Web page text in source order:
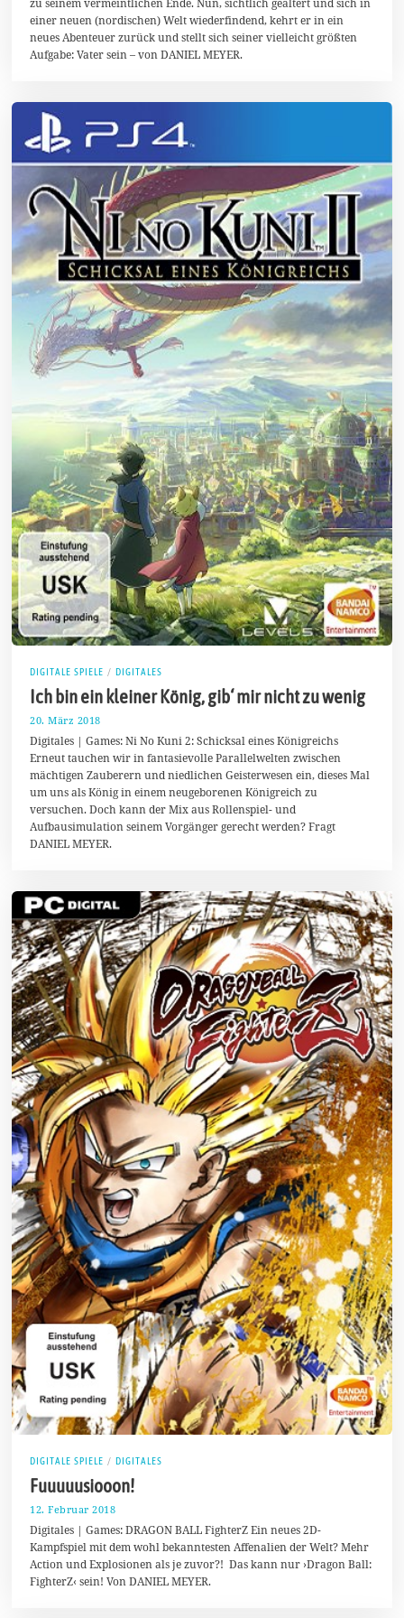
1
8
einer neuen (nordischen) Welt wiederfindend, kehrt er in ein
neues Abenteuer zurück und stellt sich seiner vielleicht größten
Aufgabe: Vater sein – von DANIEL MEYER.
DIGITALE SPIELE / DIGITALES
Ich bin ein kleiner König, gib‘ mir nicht zu wenig
20. März 2018
.
M
a
i
0
1
8
Digitales | Games: Ni No Kuni 2: Schicksal eines Königreichs
Erneut tauchen wir in fantasievolle Parallelwelten zwischen
mächtigen Zauberern und niedlichen Geisterwesen ein, dieses Mal
um uns als König in einem neugeborenen Königreich zu
versuchen. Doch kann der Mix aus Rollenspiel- und
Aufbausimulation seinem Vorgänger gerecht werden? Fragt
DANIEL MEYER.
DIGITALE SPIELE / DIGITALES
Fuuuuusiooon!
12. Februar 2018
.
M
a
i
Digitales | Games: DRAGON BALL FighterZ Ein neues 2D-
Kampfspiel mit dem wohl bekanntesten Affenalien der Welt? Mehr
Action und Explosionen als je zuvor?! Das kann nur ›Dragon Ball:
FighterZ‹ sein! Von DANIEL MEYER.